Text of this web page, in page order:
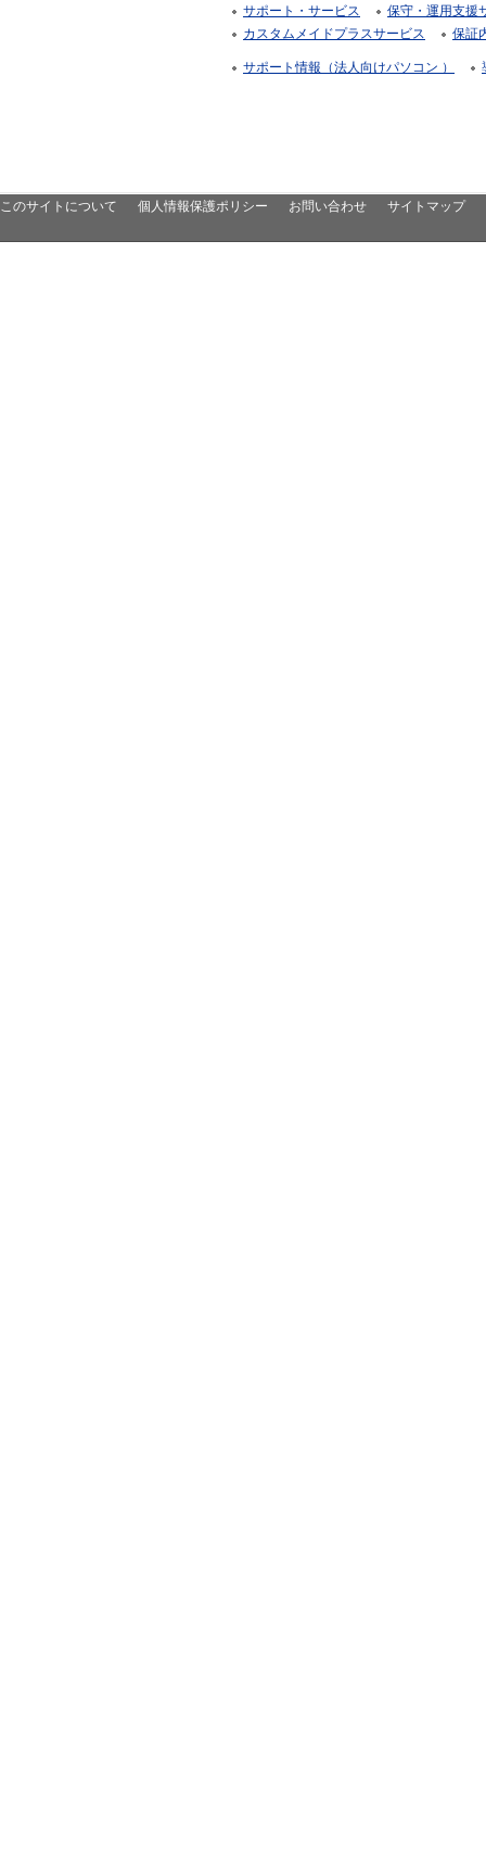
サポート・サービス
保守・運用支援
カスタムメイドプラスサービス
保証
サポート情報（法人向けパソコン ）
このサイトについて 個人情報保護ポリシー お問い合わせ サイトマップ